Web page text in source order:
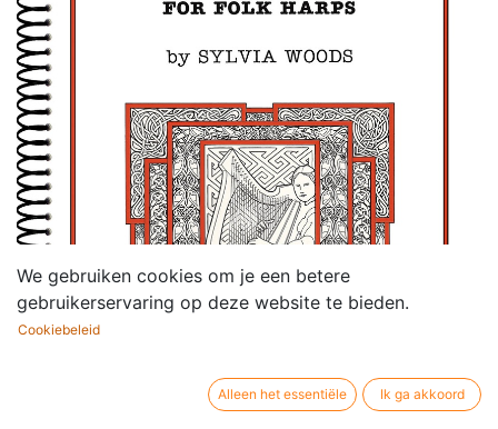
We gebruiken cookies om je een betere
gebruikerservaring op deze website te bieden.
Cookiebeleid
Alleen het essentiële Ik ga akkoord